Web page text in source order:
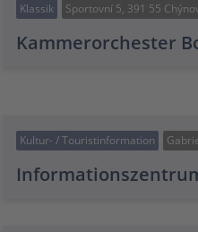
Klassik Sportovní 5, 391 55
Kammerorchester
Kultur- / Touristinformation